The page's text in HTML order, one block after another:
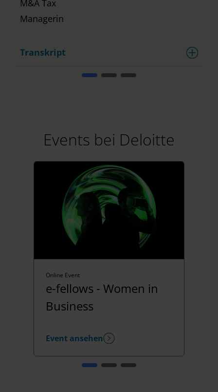
M&A Tax
Managerin
Transkript
Events bei Deloitte
Online Event
e-fellows - Women in
Business
Event ansehen